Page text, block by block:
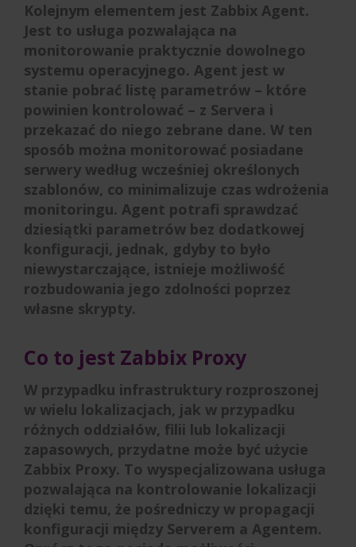
Kolejnym elementem jest Zabbix Agent.
Jest to usługa pozwalająca na
monitorowanie praktycznie dowolnego
systemu operacyjnego. Agent jest w
stanie pobrać listę parametrów – które
powinien kontrolować – z Servera i
przekazać do niego zebrane dane. W ten
sposób można monitorować posiadane
serwery według wcześniej określonych
szablonów, co minimalizuje czas wdrożenia
monitoringu. Agent potrafi sprawdzać
dziesiątki parametrów bez dodatkowej
konfiguracji, jednak, gdyby to było
niewystarczające, istnieje możliwość
rozbudowania jego zdolności poprzez
własne skrypty.
Co to jest Zabbix Proxy
W przypadku infrastruktury rozproszonej
w wielu lokalizacjach, jak w przypadku
różnych oddziałów, filii lub lokalizacji
zapasowych, przydatne może być użycie
Zabbix Proxy. To wyspecjalizowana usługa
pozwalająca na kontrolowanie lokalizacji
dzięki temu, że pośredniczy w propagacji
konfiguracji między Serverem a Agentem.